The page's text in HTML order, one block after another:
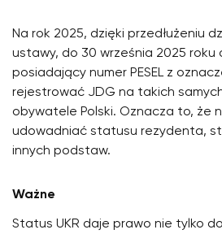
Na rok 2025, dzięki przedłużeniu
ustawy, do 30 września 2025 roku
posiadający numer PESEL z
rejestrować JDG na takich
obywatele Polski. Oznacza to, że
udowadniać statusu rezydenta,
innych podstaw.
Ważne
Status UKR daje prawo nie tylko